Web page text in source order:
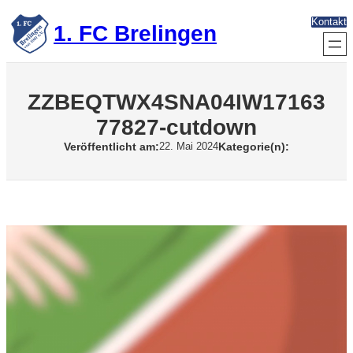
Zum
Inhalt
springen 1. FC Brelingen Kontakt
ZZBEQTWX4SNA04IW17163
77827-cutdown
Veröffentlicht am:22. Mai 2024Kategorie(n):
e
o
P